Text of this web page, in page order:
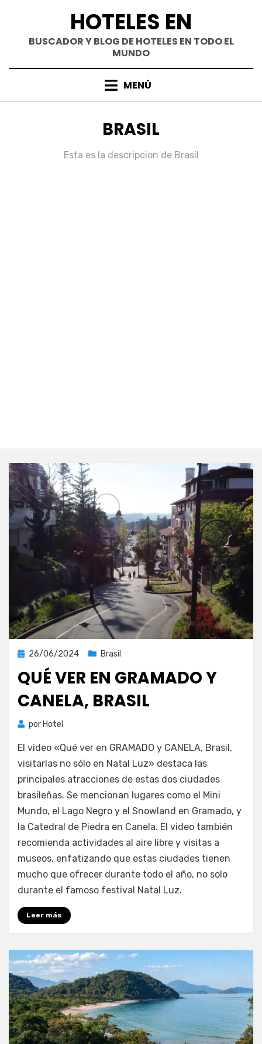
contenido
HOTELES EN
BUSCADOR Y BLOG DE HOTELES EN TODO EL
MUNDO
MENÚ
CATEGORÍA
:
BRASIL
Esta es la descripcion de Brasil
Publicada
26/06/2024 Brasil
QUÉ VER EN GRAMADO Y
CANELA, BRASIL
por Hotel
El video «Qué ver en GRAMADO y CANELA, Brasil,
visitarlas no sólo en Natal Luz» destaca las
principales atracciones de estas dos ciudades
brasileñas. Se mencionan lugares como el Mini
Mundo, el Lago Negro y el Snowland en Gramado, y
la Catedral de Piedra en Canela. El video también
recomienda actividades al aire libre y visitas a
museos, enfatizando que estas ciudades tienen
mucho que ofrecer durante todo el año, no solo
durante el famoso festival Natal Luz.
Leer más